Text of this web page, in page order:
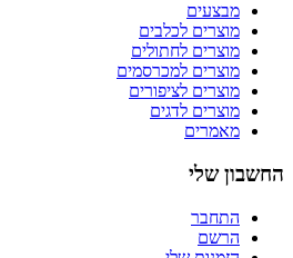
מבצעים
מוצרים לכלבים
מוצרים לחתולים
מוצרים למכרסמים
מוצרים לציפורים
מוצרים לדגים
מאמרים
החשבון שלי
התחבר
הרשם